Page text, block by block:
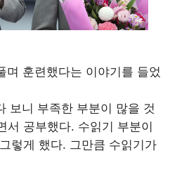
며 훈련했다는 이야기를 들었
보니 부족한 부분이 많을 것
서 공부했다. 수읽기 부분이
렇게 했다. 그만큼 수읽기가